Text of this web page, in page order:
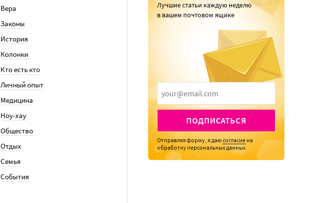
Вера
Законы
История
Колонки
Кто есть кто
Личный опыт
Медицина
Ноу-хау
Общество
Отдых
Семья
События
Лучшие статьи каждую неделю
в вашем почтовом ящике
ПОДПИСАТЬСЯ
Отправляя форму, я даюсогласие на
обработку персональных данных